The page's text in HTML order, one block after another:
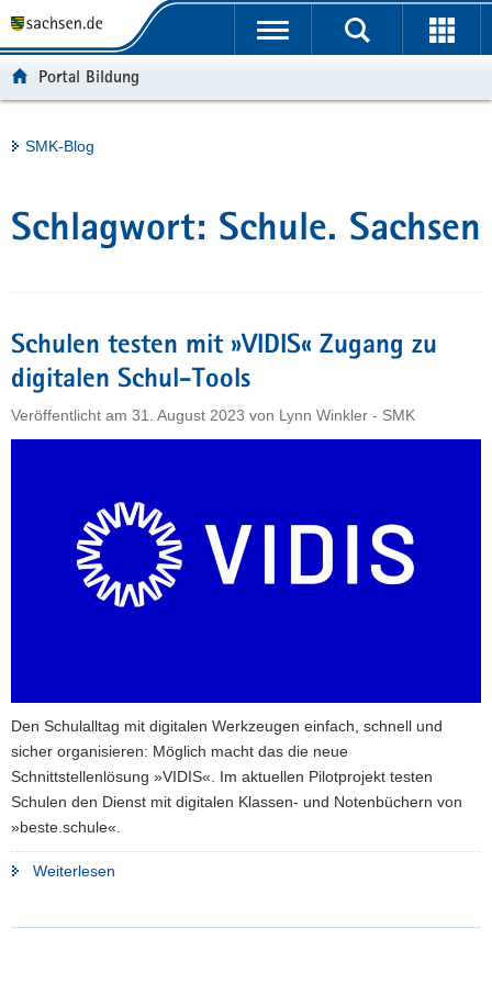
t
e
r
i
f
e
n
d
u
h
a
e
v
e
Portalübergreifende
Portal Bildung
Hauptinhalt
SMK-Blog
Schlagwort: Schule. Sachsen
Schulen testen mit »VIDIS« Zugang zu
digitalen Schul-Tools
Veröffentlicht am 31. August 2023 von Lynn Winkler - SMK
Den Schulalltag mit digitalen Werkzeugen einfach, schnell und
sicher organisieren: Möglich macht das die neue
Schnittstellenlösung »VIDIS«. Im aktuellen Pilotprojekt testen
Schulen den Dienst mit digitalen Klassen- und Notenbüchern von
»beste.schule«.
Weiterlesen